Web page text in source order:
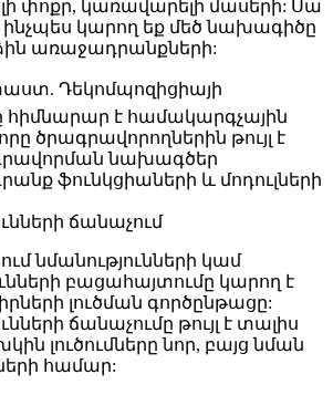
փոքր, կառավարելի մասերի: Սա
կարող եք մեծ նախագիծը
առաջադրանքների:
. Դեկոմպոզիցիայի
հիմնարար է համակարգչային
ծրագրավորողներին թույլ է
նախագծեր
ֆունկցիաների և մոդուլների
ճանաչում
նմանությունների կամ
բացահայտումը կարող է
լուծման գործընթացը:
ճանաչումը թույլ է տալիս
լուծումները նոր, բայց նման
համար: